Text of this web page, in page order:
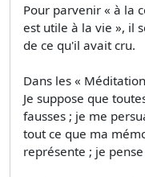
Pour parvenir « à la
est utile à la vie », il
de ce qu'il avait cru.
Dans les «
Je suppose que
fausses ; je me
tout ce que ma
représente ; je